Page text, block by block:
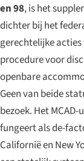
en 98, is het
dichter bij het
gerechtelijke
procedure voor
openbare
Geen van beide
bezoek. Het
fungeert als de-
Californië en New